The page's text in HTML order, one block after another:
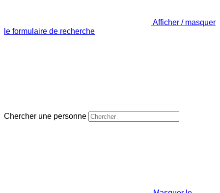
Afficher / masquer
le formulaire de recherche
Chercher une personne